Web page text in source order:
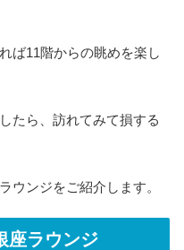
ば11階からの眺めを楽し
たら、訪れてみて損する
ウンジをご紹介します。
座ラウンジ